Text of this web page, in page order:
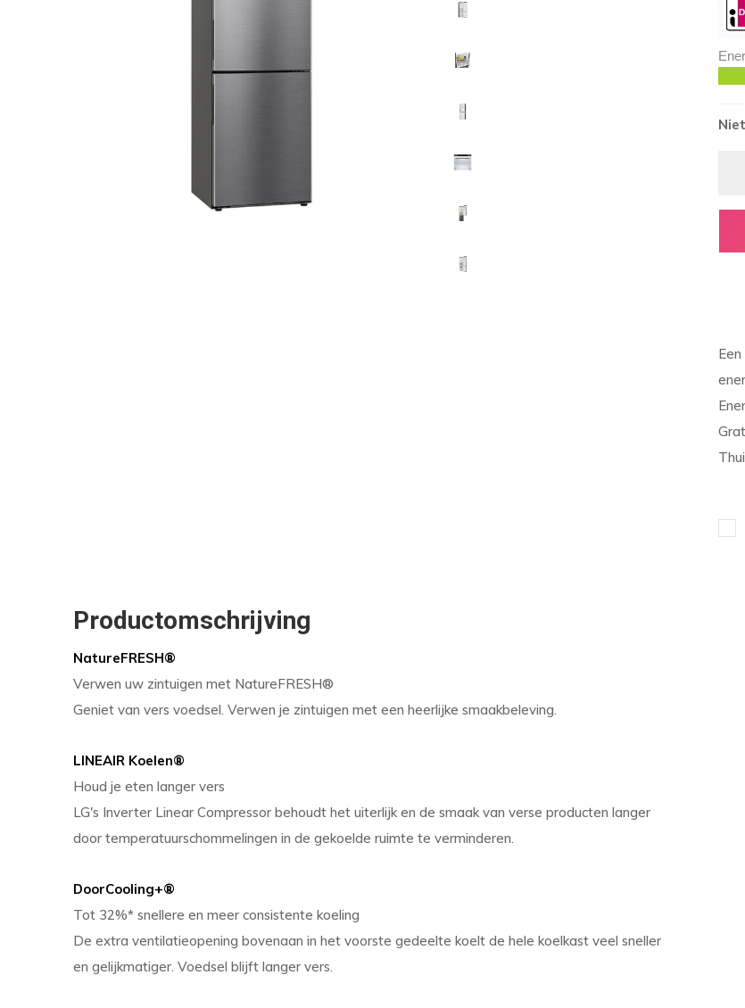
Productomschrijving
NatureFRESH®
Verwen uw zintuigen met NatureFRESH®
Geniet van vers voedsel. Verwen je zintuigen met een heerlijke smaakbeleving.
LINEAIR Koelen®
Houd je eten langer vers
LG's Inverter Linear Compressor behoudt het uiterlijk en de smaak van verse producten langer
door temperatuurschommelingen in de gekoelde ruimte te verminderen.
DoorCooling+®
Tot 32%* snellere en meer consistente koeling
De extra ventilatieopening bovenaan in het voorste gedeelte koelt de hele koelkast veel sneller
en gelijkmatiger. Voedsel blijft langer vers.